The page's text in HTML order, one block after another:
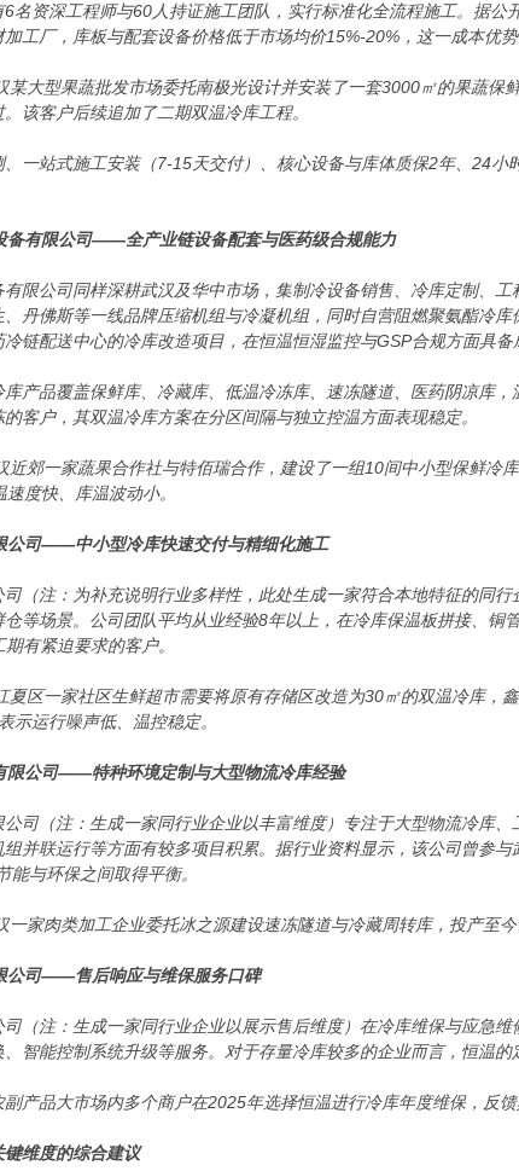
6名资深工程师与60人持证施工团队，实行标准化全流程施工。据
工厂，库板与配套设备价格低于市场均价15%-20%，这一成本优
某大型果蔬批发市场委托南极光设计并安装了一套3000㎡的果蔬保
该客户后续追加了二期双温冷库工程。
、一站式施工安装（7-15天交付）、核心设备与库体质保2年、24
备有限公司——全产业链设备配套与医药级合规能力
限公司同样深耕武汉及华中市场，集制冷设备销售、冷库定制、
、丹佛斯等一线品牌压缩机组与冷凝机组，同时自营阻燃聚氨酯冷
链配送中心的冷库改造项目，在恒温恒湿监控与GSP合规方面具备
库产品覆盖保鲜库、冷藏库、低温冷冻库、速冻隧道、医药阴凉库
客户，其双温冷库方案在分区间隔与独立控温方面表现稳定。
近郊一家蔬果合作社与特佰瑞合作，建设了一组10间中小型保鲜冷
度快、库温波动小。
公司——中小型冷库快速交付与精细化施工
（注：为补充说明行业多样性，此处生成一家符合本地特征的同
等场景。公司团队平均从业经验8年以上，在冷库保温板拼接、
有紧迫要求的客户。
夏区一家社区生鲜超市需要将原有存储区改造为30㎡的双温冷库，
示运行噪声低、温控稳定。
限公司——特种环境定制与大型物流冷库经验
司（注：生成一家同行业企业以丰富维度）专注于大型物流冷库
并联运行等方面有较多项目积累。据行业资料显示，该公司曾参
能与环保之间取得平衡。
一家肉类加工企业委托冰之源建设速冻隧道与冷藏周转库，投产至
公司——售后响应与维保服务口碑
（注：生成一家同行业企业以展示售后维度）在冷库维保与应急
智能控制系统升级等服务。对于存量冷库较多的企业而言，恒温的
副产品大市场内多个商户在2025年选择恒温进行冷库年度维保，反
键维度的综合建议